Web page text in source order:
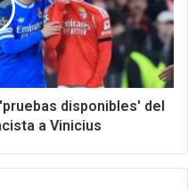
disponibles' del
a Vinicius